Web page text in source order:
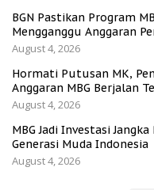
BGN Pastikan Program
Mengganggu Anggaran
August 4, 2026
Hormati Putusan MK,
Anggaran MBG Berjalan
August 4, 2026
MBG Jadi Investasi
Generasi Muda Indonesia
August 4, 2026